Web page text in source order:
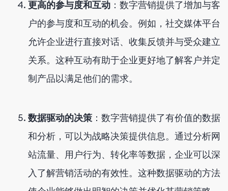
更高的参与度和互动 ：数字营销提供了增加与客
户的参与度和互动的机会。例如，社交媒体平台
允许企业进行直接对话、收集反馈并与受众建立
关系。这种互动有助于企业更好地了解客户并定
制产品以满足他们的需求。
数据驱动的决策 ：数字营销提供了有价值的数据
和分析，可以为战略决策提供信息。通过分析网
站流量、用户行为、转化率等数据，企业可以深
入了解营销活动的有效性。这种数据驱动的方法